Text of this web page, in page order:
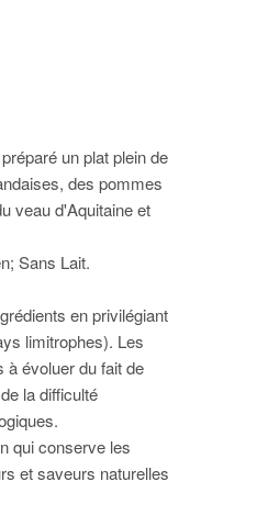
un plat plein de
des pommes
veau d'Aquitaine et
Sans Lait.
en privilégiant
limitrophes). Les
à évoluer du fait de
la difficulté
qui conserve les
et saveurs naturelles